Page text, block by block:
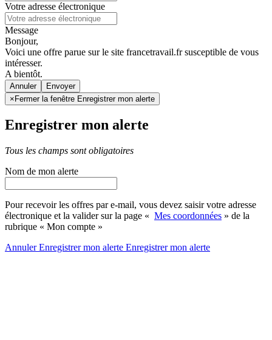
Votre adresse électronique
Message
Bonjour,
Voici une offre parue sur le site francetravail.fr susceptible de vous
intéresser.
A bientôt.
Annuler
×Fermer la fenêtre Enregistrer mon alerte
Enregistrer mon alerte
Tous les champs sont obligatoires
Nom de mon alerte
Pour recevoir les offres par e-mail, vous devez saisir votre adresse
électronique et la valider sur la page « Mes coordonnées » de la
rubrique « Mon compte »
AnnulerEnregistrer mon alerte Enregistrermon alerte